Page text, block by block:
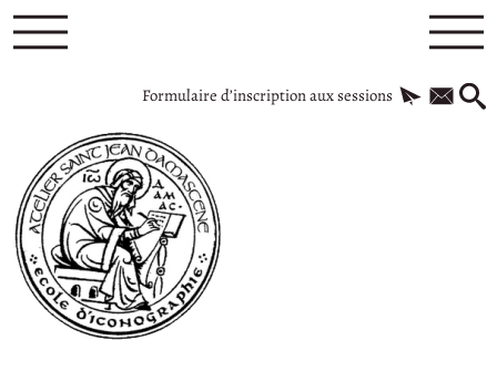
Formulaire d’inscription aux sessions